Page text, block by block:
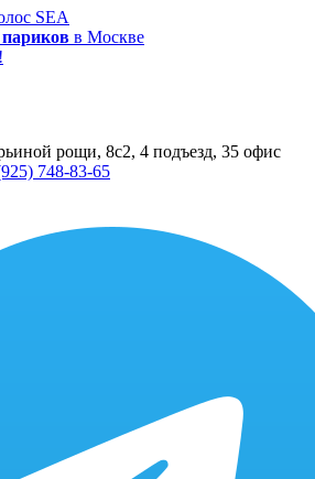
париков в Москве
рощи, 8с2, 4 подъезд, 35 офис
748-83-65